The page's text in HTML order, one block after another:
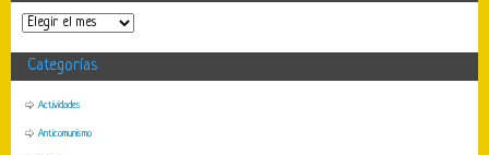
Categorías
Actividades
Anticomunismo